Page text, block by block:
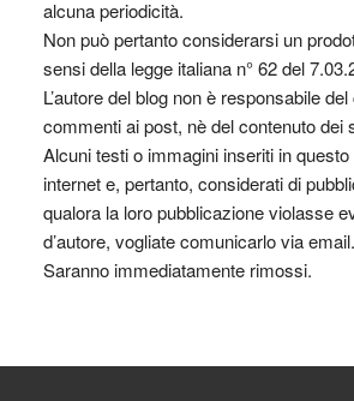
alcuna periodicità.
Non può pertanto considerarsi un
sensi della legge italiana n° 62 del
L’autore del blog non è responsabile
commenti ai post, nè del contenuto dei
Alcuni testi o immagini inseriti in
internet e, pertanto, considerati di
qualora la loro pubblicazione violasse
d’autore, vogliate comunicarlo via email.
Saranno immediatamente rimossi.